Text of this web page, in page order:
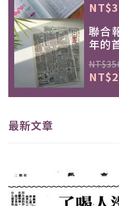
聯合
年的
最新文章